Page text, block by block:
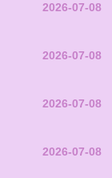
2026-07-08
2026-07-08
2026-07-08
2026-07-08